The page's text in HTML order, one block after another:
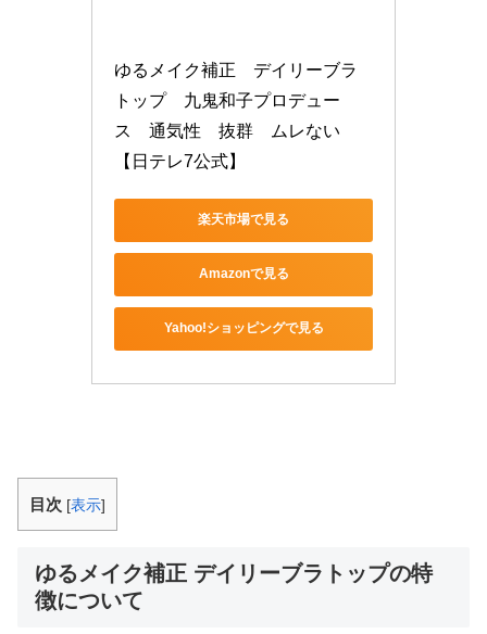
ゆるメイク補正　デイリーブラ
トップ　九鬼和子プロデュー
ス　通気性　抜群　ムレない
【日テレ7公式】
楽天市場で見る
Amazonで見る
Yahoo!ショッピングで見る
目次 [表示]
ゆるメイク補正 デイリーブラトップの特
徴について